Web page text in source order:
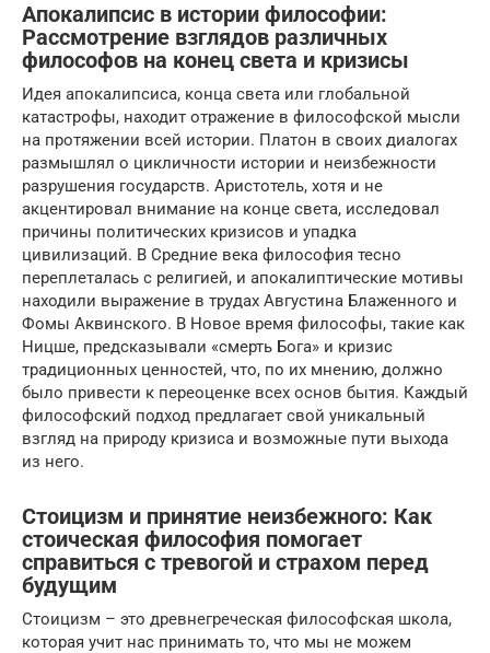
Апокалипсис в истории философии:
Рассмотрение взглядов различных
философов на конец света и кризисы
Идея апокалипсиса, конца света или глобальной
катастрофы, находит отражение в философской мысли
на протяжении всей истории. Платон в своих диалогах
размышлял о цикличности истории и неизбежности
разрушения государств. Аристотель, хотя и не
акцентировал внимание на конце света, исследовал
причины политических кризисов и упадка
цивилизаций. В Средние века философия тесно
переплеталась с религией, и апокалиптические мотивы
находили выражение в трудах Августина Блаженного и
Фомы Аквинского. В Новое время философы, такие как
Ницше, предсказывали «смерть Бога» и кризис
традиционных ценностей, что, по их мнению, должно
было привести к переоценке всех основ бытия. Каждый
философский подход предлагает свой уникальный
взгляд на природу кризиса и возможные пути выхода
из него.
Стоицизм и принятие неизбежного: Как
стоическая философия помогает
справиться с тревогой и страхом перед
будущим
Стоицизм – это древнегреческая философская школа,
которая учит нас принимать то, что мы не можем